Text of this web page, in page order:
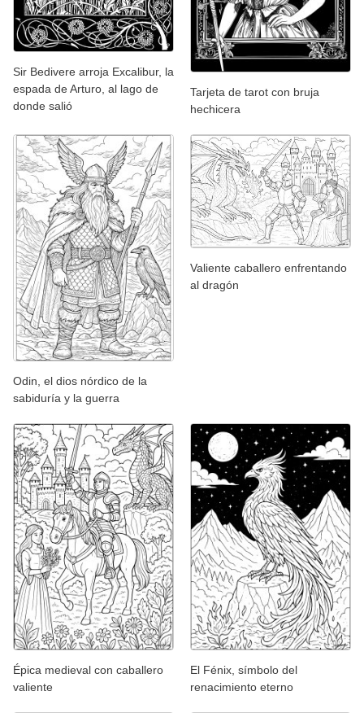
Sir Bedivere arroja Excalibur, la
espada de Arturo, al lago de
donde salió
Tarjeta de tarot con bruja
hechicera
Odin, el dios nórdico de la
sabiduría y la guerra
Valiente caballero enfrentando
al dragón
Épica medieval con caballero
valiente
El Fénix, símbolo del
renacimiento eterno